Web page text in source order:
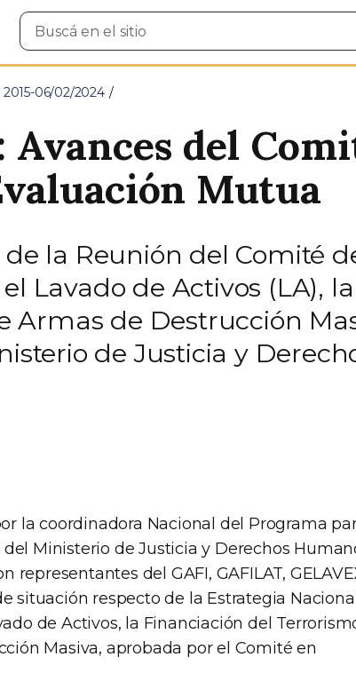
Buscar
en
06/02/2024
del
Mutua
la Reunión del Comité
Lavado de Activos (LA),
Armas de Destrucción
de Justicia y
la coordinadora Nacional del Programa
Ministerio de Justicia y Derechos
representantes del GAFI, GAFILAT,
situación respecto de la Estrategia
de Activos, la Financiación del
Masiva, aprobada por el Comité en